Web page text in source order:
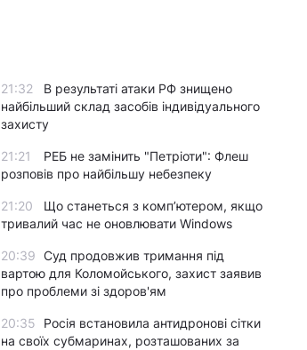
21:32
В результаті атаки РФ знищено
найбільший склад засобів індивідуального
захисту
21:21
РЕБ не замінить "Петріоти": Флеш
розповів про найбільшу небезпеку
21:20
Що станеться з комп’ютером, якщо
тривалий час не оновлювати Windows
20:39 Суд продовжив тримання під
вартою для Коломойського, захист заявив
про проблеми зі здоров'ям
20:35
Росія встановила антидронові сітки
на своїх субмаринах, розташованих за